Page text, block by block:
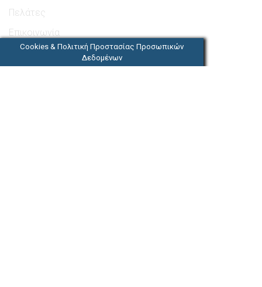
Πελάτες
Επικοινωνία
Θέσεις Εργασίας
Cookies & Πολιτική Προστασίας Προσωπικών
Δεδομένων